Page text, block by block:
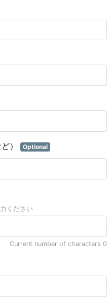
） Optional
ください
Current number of characters 0